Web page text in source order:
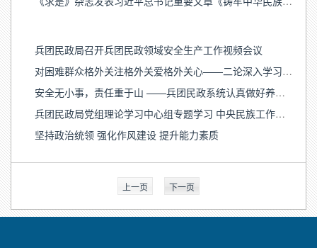
兵团民政局召开兵团民政领域安全生产工作视频会议
对困难群众格外关注格外关爱格外关心——二论深入学习贯彻习近平总书记关于民政工作的重要论述
安全无小事，责任重于山 ——兵团民政系统认真做好养老服务机构安全生产工作
兵团民政局党组理论学习中心组专题学习 中央民族工作会议精神
坚持政治统领 强化作风建设 提升能力素质
上一页 下一页